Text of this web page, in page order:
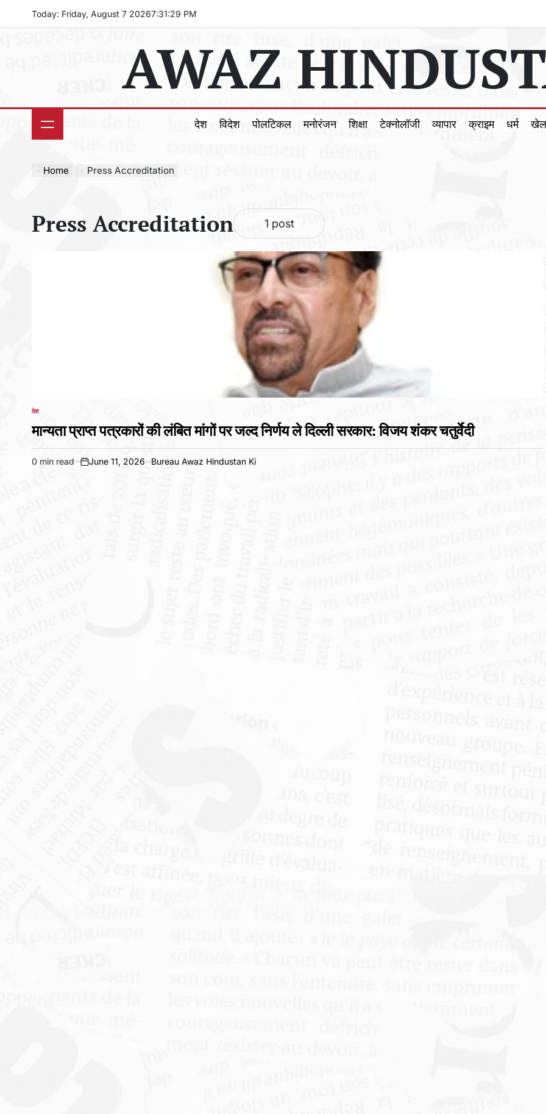
Today: Friday, August 7 20267:31:31 PM
AWAZ
देश विदेश पोलटिकल मनोरंजन शिक्षा टेक्नोलॉजी व्यापार क्राइम धर्म खेल
Home Press Accreditation
Press Accreditation 1 post
POSTED
देश
मान्यता प्राप्त पत्रकारों की लंबित मांगों पर जल्द निर्णय ले दिल्ली सरकार: विजय शंकर चतुर्वेदी
Estimated
0 min read
on
June 11, 2026 Bureau Awaz Hindustan Ki